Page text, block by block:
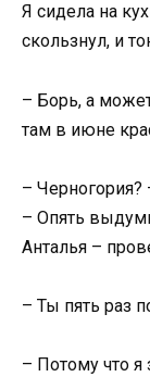
Я сидела на
скользнул, и
– Борь, а
там в июне
– Черногория?
– Опять
Анталья –
– Ты пять раз
– Потому что я